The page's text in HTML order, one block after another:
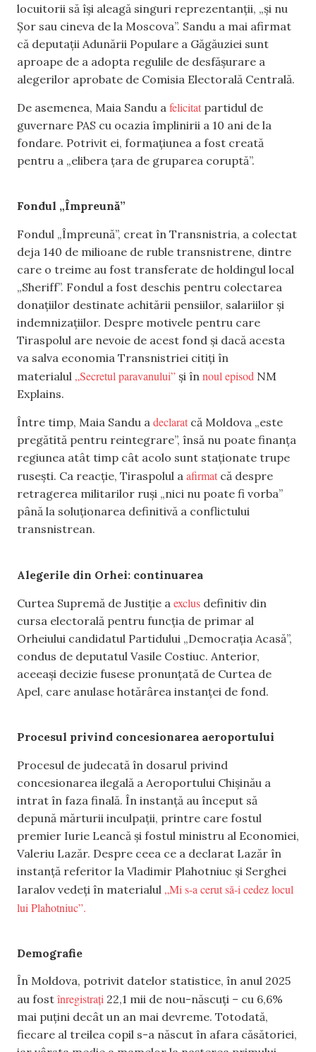
locuitorii să își aleagă singuri reprezentanții, „și nu
Șor sau cineva de la Moscova”. Sandu a mai afirmat
că deputații Adunării Populare a Găgăuziei sunt
aproape de a adopta regulile de desfășurare a
alegerilor aprobate de Comisia Electorală Centrală.
De asemenea, Maia Sandu a felicitat partidul de
guvernare PAS cu ocazia împlinirii a 10 ani de la
fondare. Potrivit ei, formațiunea a fost creată
pentru a „elibera țara de gruparea coruptă”.
Fondul „Împreună”
Fondul „Împreună”, creat în Transnistria, a colectat
deja 140 de milioane de ruble transnistrene, dintre
care o treime au fost transferate de holdingul local
„Sheriff”. Fondul a fost deschis pentru colectarea
donațiilor destinate achitării pensiilor, salariilor și
indemnizațiilor. Despre motivele pentru care
Tiraspolul are nevoie de acest fond și dacă acesta
va salva economia Transnistriei citiți în
materialul „Secretul paravanului” și în noul episod NM
Explains.
Între timp, Maia Sandu a declarat că Moldova „este
pregătită pentru reintegrare”, însă nu poate finanța
regiunea atât timp cât acolo sunt staționate trupe
rusești. Ca reacție, Tiraspolul a afirmat că despre
retragerea militarilor ruși „nici nu poate fi vorba”
până la soluționarea definitivă a conflictului
transnistrean.
Alegerile din Orhei: continuarea
Curtea Supremă de Justiție a exclus definitiv din
cursa electorală pentru funcția de primar al
Orheiului candidatul Partidului „Democrația Acasă”,
condus de deputatul Vasile Costiuc. Anterior,
aceeași decizie fusese pronunțată de Curtea de
Apel, care anulase hotărârea instanței de fond.
Procesul privind concesionarea aeroportului
Procesul de judecată în dosarul privind
concesionarea ilegală a Aeroportului Chișinău a
intrat în faza finală. În instanță au început să
depună mărturii inculpații, printre care fostul
premier Iurie Leancă și fostul ministru al Economiei,
Valeriu Lazăr. Despre ceea ce a declarat Lazăr în
instanță referitor la Vladimir Plahotniuc și Serghei
Iaralov vedeți în materialul „Mi s-a cerut să-i cedez locul
lui Plahotniuc”.
Demografie
În Moldova, potrivit datelor statistice, în anul 2025
au fost înregistrați 22,1 mii de nou-născuți – cu 6,6%
mai puțini decât un an mai devreme. Totodată,
fiecare al treilea copil s-a născut în afara căsătoriei,